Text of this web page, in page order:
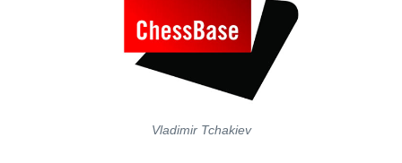
Vladimir Tchakiev